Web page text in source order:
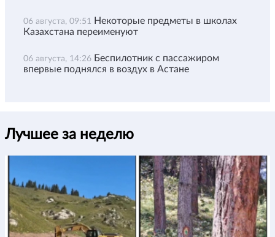
06 августа, 09:51 Некоторые предметы в школах
Казахстана переименуют
06 августа, 14:26 Беспилотник с пассажиром
впервые поднялся в воздух в Астане
Лучшее за неделю